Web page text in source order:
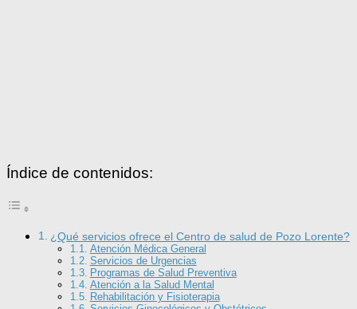
Índice de contenidos:
¿Qué servicios ofrece el Centro de salud de Pozo Lorente?
Atención Médica General
Servicios de Urgencias
Programas de Salud Preventiva
Atención a la Salud Mental
Rehabilitación y Fisioterapia